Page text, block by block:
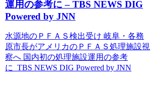
運用の参考に – TBS NEWS DIG
Powered by JNN
水源地のＰＦＡＳ検出受け 岐阜・各務
原市長がアメリカのＰＦＡＳ処理施設視
察へ 国内初の処理施設運用の参考
に TBS NEWS DIG Powered by JNN